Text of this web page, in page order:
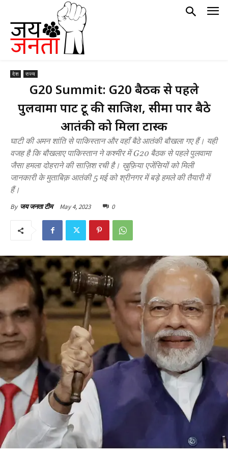
देश राज्य
G20 Summit: G20 बैठक से पहले
पुलवामा पार्ट टू की साजिश, सीमा पार बैठे
आतंकी को मिला टास्क
घाटी की अमन शांति से पाकिस्तान और वहाँ बैठे आतंकी बौखला गए हैं। यही
वजह है कि बौखलाए पाकिस्तान ने कश्मीर में G20 बैठक से पहले पुलवामा
जैसा हमला दोहराने की साज़िश रची है। ख़ुफ़िया एजेंसियों को मिली
जानकारी के मुताबिक़ आतंकी 5 मई को श्रीनगर में बड़े हमले की तैयारी में
हैं।
By जय जनता टीम May 4, 2023 0